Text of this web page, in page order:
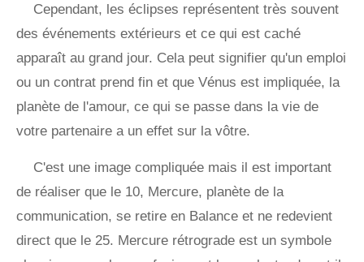
Cependant, les éclipses représentent très souvent
des événements extérieurs et ce qui est caché
apparaît au grand jour. Cela peut signifier qu'un emploi
ou un contrat prend fin et que Vénus est impliquée, la
planète de l'amour, ce qui se passe dans la vie de
votre partenaire a un effet sur la vôtre.
C'est une image compliquée mais il est important
de réaliser que le 10, Mercure, planète de la
communication, se retire en Balance et ne redevient
direct que le 25. Mercure rétrograde est un symbole